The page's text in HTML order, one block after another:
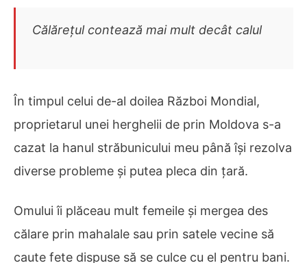
Călărețul contează mai mult decât calul
În timpul celui de-al doilea Război Mondial,
proprietarul unei herghelii de prin Moldova s-a
cazat la hanul străbunicului meu până își rezolva
diverse probleme și putea pleca din țară.
Omului îi plăceau mult femeile și mergea des
călare prin mahalale sau prin satele vecine să
caute fete dispuse să se culce cu el pentru bani.